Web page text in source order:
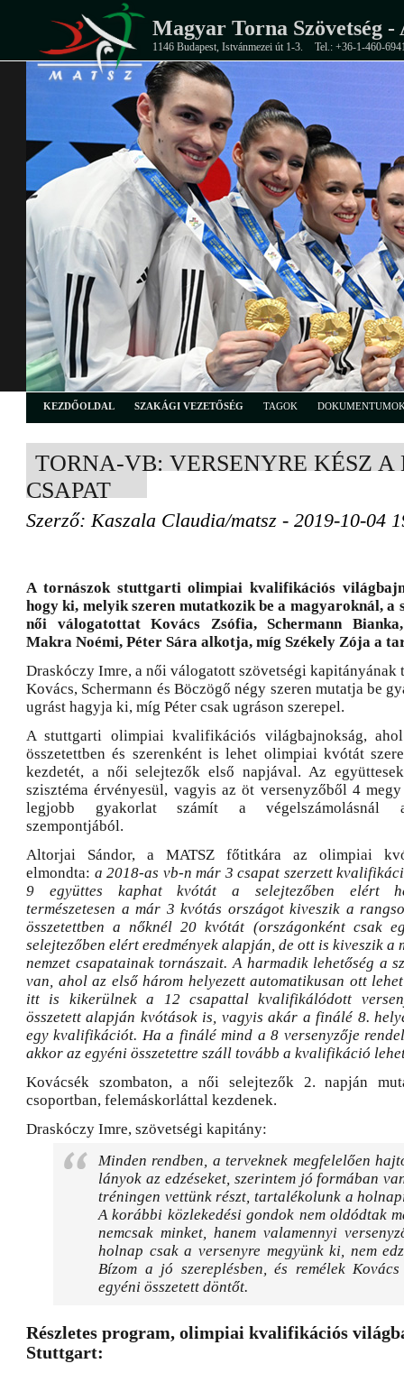
Magyar Torna Szövetség -
1146 Budapest, Istvánmezei út 1-3. Tel.: +36-1-460-
KEZDŐOLDAL SZAKÁGI VEZETŐSÉG TAGOK
TORNA-VB: VERSENYRE KÉSZ A
CSAPAT
Szerző: Kaszala Claudia/matsz - 2019-10-04
A tornászok stuttgarti olimpiai kvalifikációs
hogy ki, melyik szeren mutatkozik be a magyaroknál, a
női válogatottat Kovács Zsófia, Schermann
Makra Noémi, Péter Sára alkotja, míg Székely Zója a
Draskóczy Imre, a női válogatott szövetségi kapitányának
Kovács, Schermann és Böczögő négy szeren mutatja be
ugrást hagyja ki, míg Péter csak ugráson szerepel.
A stuttgarti olimpiai kvalifikációs világbajnokság, ahol
összetettben és szerenként is lehet olimpiai kvótát
kezdetét, a női selejtezők első napjával. Az
szisztéma érvényesül, vagyis az öt versenyzőből 4
legjobb gyakorlat számít a végelszámolásnál a
szempontjából.
Altorjai Sándor, a MATSZ főtitkára az olimpiai
elmondta: a 2018-as vb-n már 3 csapat szerzett
9 együttes kaphat kvótát a selejtezőben elért
természetesen a már 3 kvótás országot kiveszik a
összetettben a nőknél 20 kvótát (országonként csak
selejtezőben elért eredmények alapján, de ott is kiveszik a
nemzet csapatainak tornászait. A harmadik lehetőség a
van, ahol az első három helyezett automatikusan ott
itt is kikerülnek a 12 csapattal kvalifikálódott
összetett alapján kvótások is, vagyis akár a finálé 8.
egy kvalifikációt. Ha a finálé mind a 8 versenyzője
akkor az egyéni összetettre száll tovább a kvalifikáció
Kovácsék szombaton, a női selejtezők 2. napján
csoportban, felemáskorláttal kezdenek.
Draskóczy Imre, szövetségi kapitány:
Minden rendben, a terveknek megfelelően
lányok az edzéseket, szerintem jó formában
tréningen vettünk részt, tartalékolunk a
A korábbi közlekedési gondok nem oldódtak
nemcsak minket, hanem valamennyi
holnap csak a versenyre megyünk ki, nem
Bízom a jó szereplésben, és remélek
egyéni összetett döntőt.
Részletes program, olimpiai kvalifikációs
Stuttgart: